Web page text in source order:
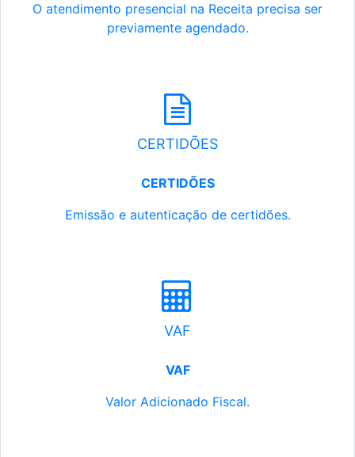
O atendimento presencial na Receita precisa ser
previamente agendado.
CERTIDÕES
CERTIDÕES
Emissão e autenticação de certidões.
VAF
VAF
Valor Adicionado Fiscal.